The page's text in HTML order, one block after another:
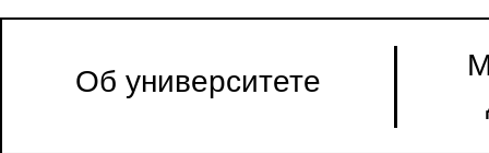
Об университете